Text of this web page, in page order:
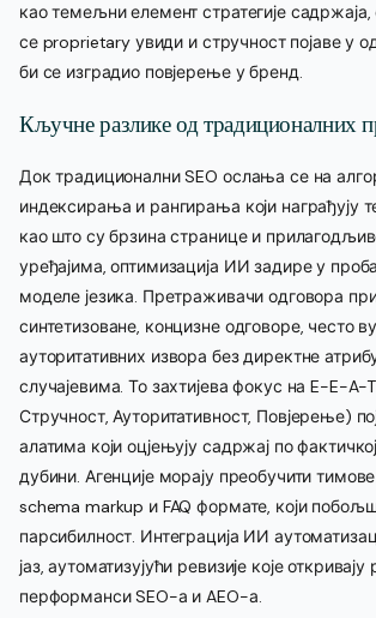
као темељни елемент стратегије садржаја,
се proprietary увиди и стручност појаве у
би се изградио повјерење у бренд.
Кључне разлике од традиционалних
Док традиционални SEO ослања се на
индексирања и рангирања који награђују
као што су брзина странице и
уређајима, оптимизација ИИ задире у
моделе језика. Претраживачи одговора
синтетизоване, концизне одговоре, често
ауторитативних извора без директне
случајевима. То захтијева фокус на E-E-A-
Стручност, Ауторитативност, Повјерење)
алатима који оцјењују садржај по
дубини. Агенције морају преобучити
schema markup и FAQ формате, који
парсибилност. Интеграција ИИ
јаз, аутоматизујући ревизије које
перформанси SEO-а и AEO-а.